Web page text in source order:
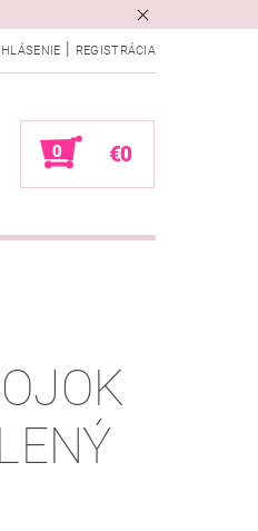
REGISTRÁCIA
0 €0